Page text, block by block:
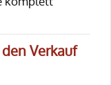
Verkauf